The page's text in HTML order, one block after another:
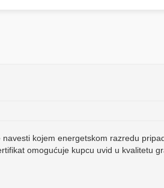
kojem energetskom razredu
omogućuje kupcu uvid u kvalitetu